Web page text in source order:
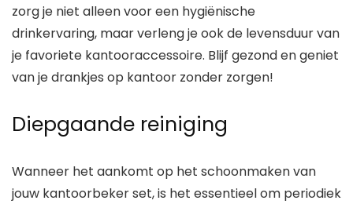
zorg je niet alleen voor een hygiënische
drinkervaring, maar verleng je ook de levensduur van
je favoriete kantooraccessoire. Blijf gezond en geniet
van je drankjes op kantoor zonder zorgen!
Diepgaande reiniging
Wanneer het aankomt op het schoonmaken van
jouw kantoorbeker set, is het essentieel om periodiek